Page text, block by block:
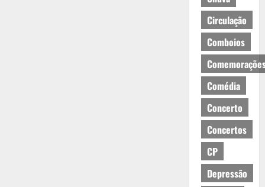
Circulação
Comboios
Comédia
Concerto
Concertos
CP
Depressão